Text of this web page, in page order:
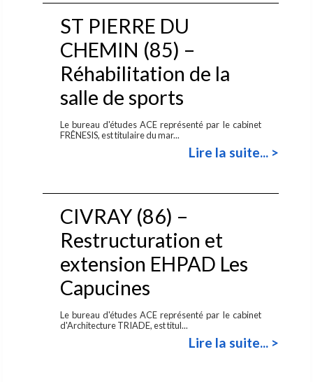
ST PIERRE DU
CHEMIN (85) –
Réhabilitation de la
salle de sports
Le bureau d'études ACE représenté par le cabinet
FRÊNESIS, est titulaire du mar...
Lire la suite... >
CIVRAY (86) –
Restructuration et
extension EHPAD Les
Capucines
Le bureau d'études ACE représenté par le cabinet
d'Architecture TRIADE, est titul...
Lire la suite... >